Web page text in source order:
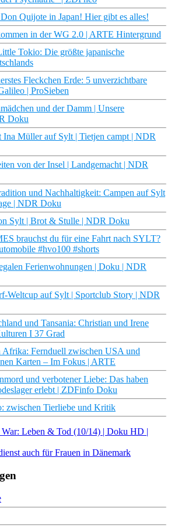
Quijote in Japan! Hier gibt es alles!
in der WG 2.0 | ARTE Hintergrund
Tokio: Die größte japanische
Fleckchen Erde: 5 unverzichtbare
| ProSieben
und der Damm | Unsere
Doku
Ina Müller auf Sylt | Tietjen campt | NDR
von der Insel | Landgemacht | NDR
und Nachhaltigkeit: Campen auf Sylt
| NDR Doku
Sylt | Brot & Stulle | NDR Doku
brauchst du für eine Fahrt nach SYLT?
#hvo100 #shorts
Ferienwohnungen | Doku | NDR
Weltcup auf Sylt | Sportclub Story | NDR
und Tansania: Christian und Irene
I 37 Grad
Afrika: Fernduell zwischen USA und
Karten – Im Fokus | ARTE
und verbotener Liebe: Das haben
erlebt | ZDFinfo Doku
zwischen Tierliebe und Kritik
War: Leben & Tod (10/14) | Doku HD |
auch für Frauen in Dänemark